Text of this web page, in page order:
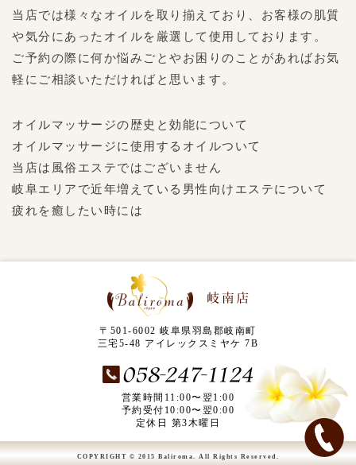
当店では様々なオイルを取り揃えており、お客様の肌質
や気分にあったオイルを厳選して使用しております。
ご予約の際に何か悩みごとやお困りのことがあればお気
軽にご相談いただければと思います。
オイルマッサージの歴史と効能について
オイルマッサージに使用するオイルついて
当店は風俗エステではございません
岐阜エリアで近年増えている男性向けエステについて
疲れを癒したい時には
〒501-6002 岐阜県羽島郡岐南町
三宅5-48 アイレックスミヤケ 7B
営業時間11:00〜翌1:00
予約受付10:00〜翌0:00
定休日 第3木曜日
COPYRIGHT © 2015 Baliroma. All Rights Reserved.